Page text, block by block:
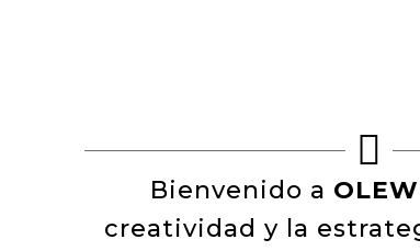

Bienvenido a
creatividad y la